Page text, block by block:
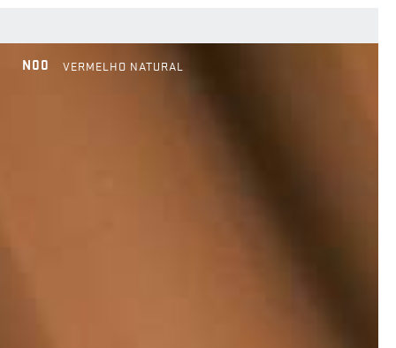
N00 VERMELHO NATURAL